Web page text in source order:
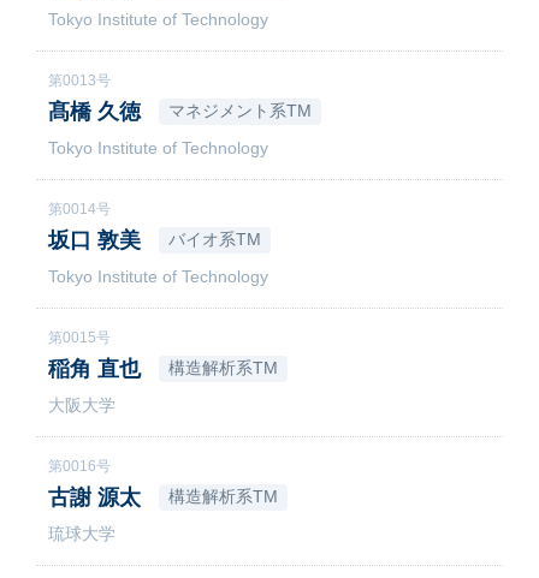
Tokyo Institute of Technology
第0013号
髙橋 久徳 マネジメント系TM
Tokyo Institute of Technology
第0014号
坂口 敦美 バイオ系TM
Tokyo Institute of Technology
第0015号
稲角 直也 構造解析系TM
大阪大学
第0016号
古謝 源太 構造解析系TM
琉球大学